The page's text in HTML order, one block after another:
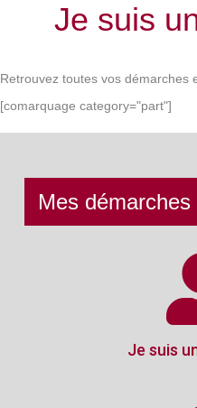
Je suis
Retrouvez toutes vos démarches
[comarquage category="part"]
Mes démarches
Je suis